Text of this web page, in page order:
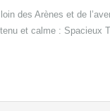
des Arènes et de
et calme : Spacieux